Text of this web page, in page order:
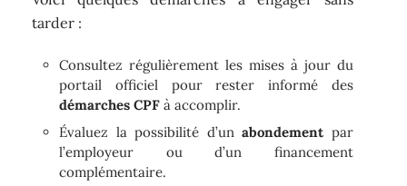
tarder :
Consultez régulièrement les mises à jour du
portail officiel pour rester informé des
démarches CPF à accomplir.
Évaluez la possibilité d’unabondementpar
l’employeur ou d’un financement
complémentaire.